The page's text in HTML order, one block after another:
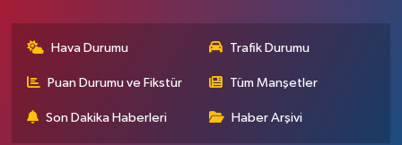
Hava Durumu Trafik Durumu
Puan Durumu ve Fikstür Tüm Manşetler
Son Dakika Haberleri Haber Arşivi